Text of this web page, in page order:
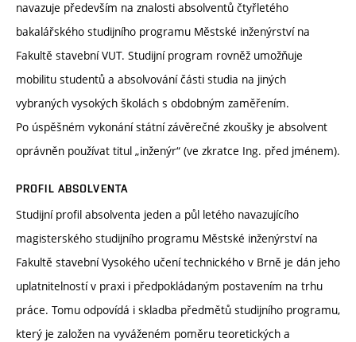
navazuje především na znalosti absolventů čtyřletého
bakalářského studijního programu Městské inženýrství na
Fakultě stavební VUT. Studijní program rovněž umožňuje
mobilitu studentů a absolvování části studia na jiných
vybraných vysokých školách s obdobným zaměřením.
Po úspěšném vykonání státní závěrečné zkoušky je absolvent
oprávněn používat titul „inženýr“ (ve zkratce Ing. před jménem).
PROFIL ABSOLVENTA
Studijní profil absolventa jeden a půl letého navazujícího
magisterského studijního programu Městské inženýrství na
Fakultě stavební Vysokého učení technického v Brně je dán jeho
uplatnitelností v praxi i předpokládaným postavením na trhu
práce. Tomu odpovídá i skladba předmětů studijního programu,
který je založen na vyváženém poměru teoretických a